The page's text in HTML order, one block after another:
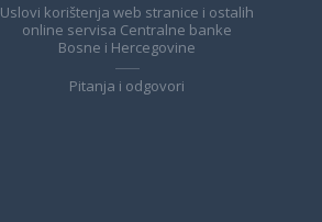
Uslovi korištenja web stranice i ostalih
online servisa Centralne banke
Bosne i Hercegovine
Pitanja i odgovori